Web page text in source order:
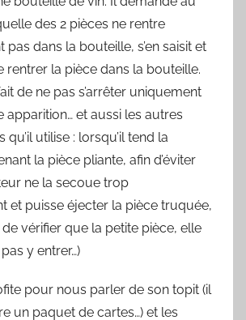
des 2 pièces ne rentre
pas dans la bouteille, s’en saisit et
rentrer la pièce dans la bouteille.
de ne pas s’arrêter uniquement
apparition… et aussi les autres
qu’il utilise : lorsqu’il tend la
la pièce pliante, afin d’éviter
ne la secoue trop
et puisse éjecter la pièce truquée,
vérifier que la petite pièce, elle
y entrer…)
nous parler de son topit (il
un paquet de cartes…) et les